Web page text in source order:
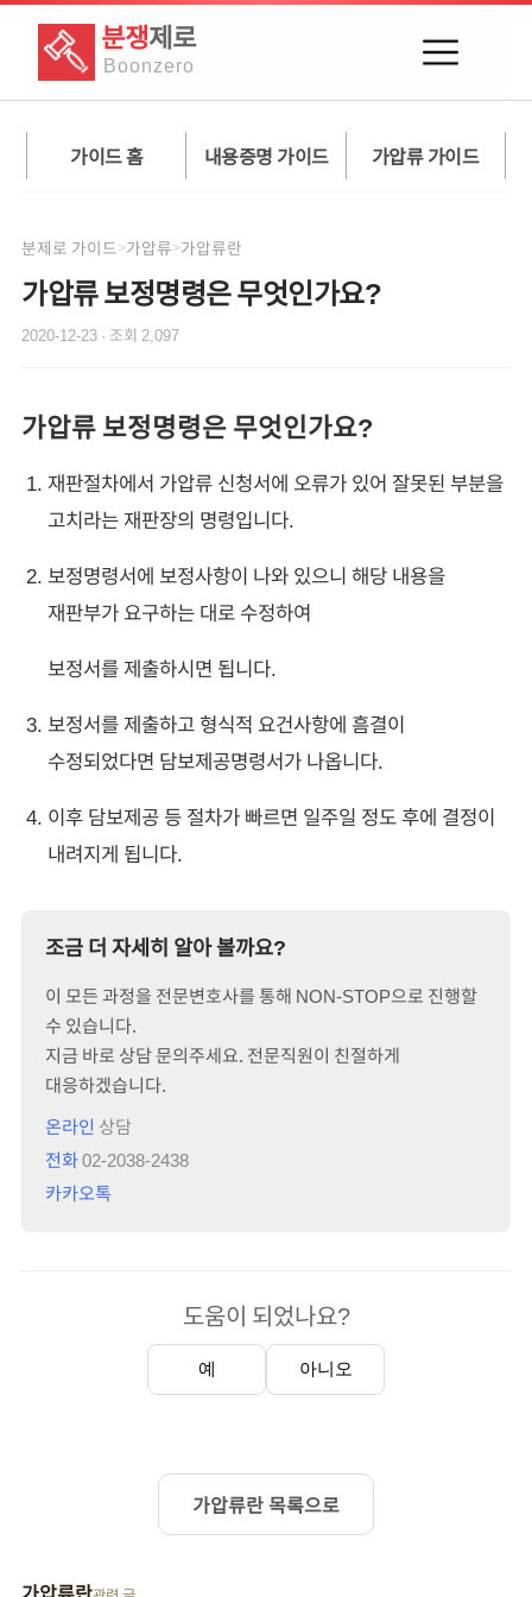
분쟁제로
Boonzero
가이드 홈 내용증명 가이드 가압류 가이드
분제로 가이드>가압류>가압류란
가압류 보정명령은 무엇인가요?
2020-12-23 · 조회 2,097
가압류 보정명령은 무엇인가요?
재판절차에서 가압류 신청서에 오류가 있어 잘못된 부분을
고치라는 재판장의 명령입니다.
보정명령서에 보정사항이 나와 있으니 해당 내용을
재판부가 요구하는 대로 수정하여
보정서를 제출하시면 됩니다.
보정서를 제출하고 형식적 요건사항에 흠결이
수정되었다면 담보제공명령서가 나옵니다.
이후 담보제공 등 절차가 빠르면 일주일 정도 후에 결정이
내려지게 됩니다.
조금 더 자세히 알아 볼까요?
이 모든 과정을 전문변호사를 통해 NON-STOP으로 진행할
수 있습니다.
지금 바로 상담 문의주세요. 전문직원이 친절하게
대응하겠습니다.
온라인 상담
전화02-2038-2438
카카오톡
도움이 되었나요?
예 아니오
가압류란 목록으로